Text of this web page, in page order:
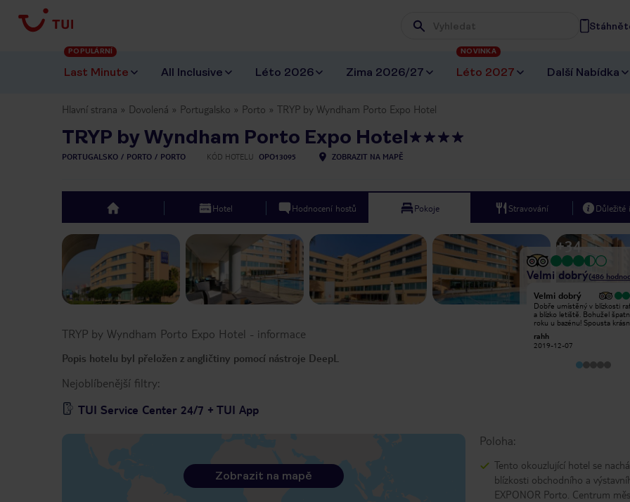
Wpisz frazę, której szukasz
Last Minute
POPULÁRNÍ
All Inclusive Léto 2026 Zima 2026/27 Léto 2027
NOVINKA
Další Nabídka
Hlavní strana Dovolená Portugalsko Porto TRYP by Wyndham Porto Expo Hotel
TRYP by Wyndham Porto Expo Hotel
PORTUGALSKO PORTO PORTO KÓD HOTELU OPO13095 ZOBRAZIT NA MAPĚ
top Hotel Hodnocení hostů Pokoje Stravování Důležité
Previous slide +34
Velmi dobrý(486
Velmi dobrý
We had a very good stay at this
is kept open, in order not to hear
Velmi dobrý
Dobře umístěný v blízkosti
a blízko letiště. Bohužel
roku u bazénu! Spousta
přístavu. Dobrý výběr při
lednička na pokoji.
rahh
2019-12-07
TRYP by Wyndham Porto Expo Hotel - informace
Popis hotelu byl přeložen z angličtiny pomocí nástroje DeepL
Nejoblíbenější filtry:
TUI Service Center 24/7 + TUI App
Poloha:
Tento okouzlující hotel se
blízkosti obchodního a
EXPONOR Porto. Centrum
Zobrazit na mapě